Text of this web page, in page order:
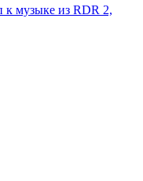
к музыке из RDR 2,